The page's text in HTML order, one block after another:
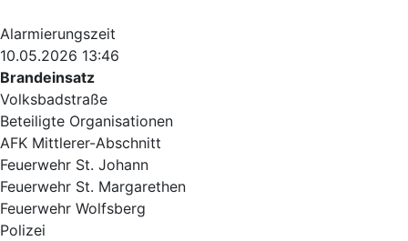
Alarmierungszeit
10.05.2026 13:46
Brandeinsatz
Volksbadstraße
Beteiligte Organisationen
AFK Mittlerer-Abschnitt
Feuerwehr St. Johann
Feuerwehr St. Margarethen
Feuerwehr Wolfsberg
Polizei